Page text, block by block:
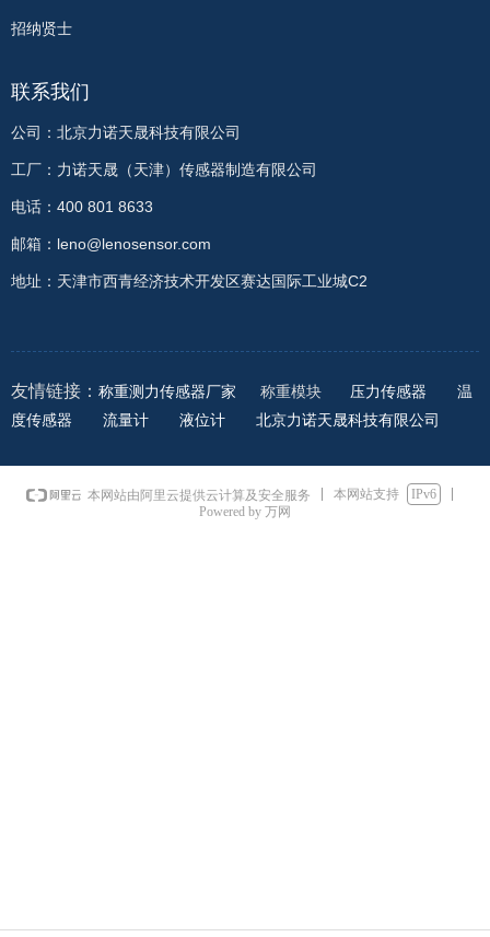
联系我们
公司：北京力诺天晟科技有限公司
工厂：力诺天晟（天津）传感器制造有限公司
电话：400 801 8633
邮箱：leno@lenosensor.com
地址：天津市西青经济技术开发区赛达国际工业城C2
招纳贤士
友情链接： 称重测力传感器厂家 称重模块 压力传感器
温
度传感器
流量计 液位计 北京力诺天晟科技有限公司
本网站由阿里云提供云计算及安全服务 本网站支持
IPv6
Powered by 万网